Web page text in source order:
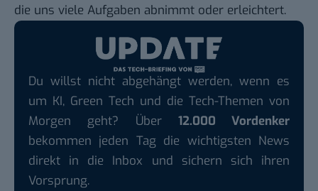
die uns viele Aufgaben abnimmt oder erleichtert.
Du willst nicht abgehängt werden, wenn es
um KI, Green Tech und die Tech-Themen von
Morgen geht? Über 12.000 Vordenker
bekommen jeden Tag die wichtigsten News
direkt in die Inbox und sichern sich ihren
Vorsprung.